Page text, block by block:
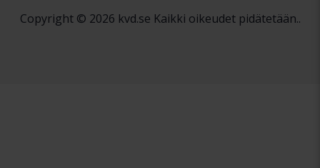
Copyright © 2026 kvd.se Kaikki oikeudet pidätetään..